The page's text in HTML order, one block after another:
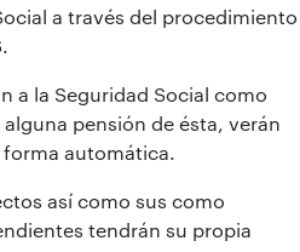
a través del procedimiento
a la Seguridad Social como
pensión de ésta, verán
automática.
así como sus como
tendrán su propia